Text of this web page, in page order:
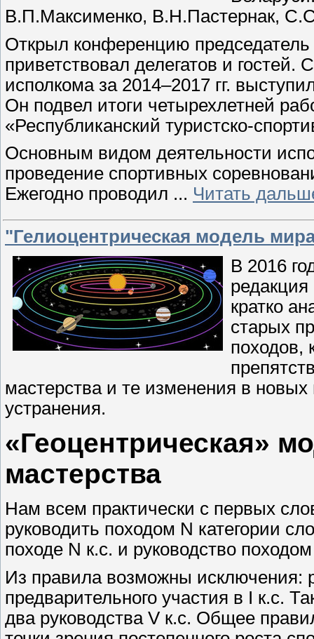
В.П.Максименко, В.Н.Пастернак,
Открыл конференцию
приветствовал делегатов и
исполкома за 2014–2017 гг.
Он подвел итоги четырехлетней
«Республиканский туристско-
Основным видом деятельности
проведение спортивных
Ежегодно проводил ... Читать
"Гелиоцентрическая модель
В 2016
кратко
старых
походов,
мастерства и те изменения в
устранения.
«Геоцентрическая»
мастерства
Нам всем практически с первых
руководить походом N категории
походе N к.с. и руководство
Из правила возможны исключения:
предварительного участия в I к.с.
два руководства V к.с. Общее